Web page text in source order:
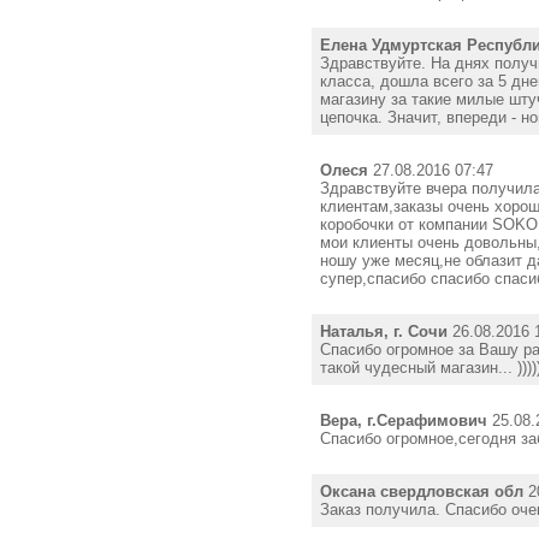
Елена Удмуртская
Здравствуйте. На днях
класса, дошла всего за 5
магазину за такие милые
цепочка. Значит, впереди -
Олеся 27.08.2016 07:47
Здравствуйте вчера
клиентам,заказы очень
коробочки от компании
мои клиенты очень
ношу уже месяц,не облазит
супер,спасибо спасибо
Наталья, г. Сочи 26.08.2016
Спасибо огромное за Вашу
такой чудесный магазин...
Вера, г.Серафимович
Спасибо огромное,сегодня
Оксана свердловская обл
Заказ получила. Спасибо